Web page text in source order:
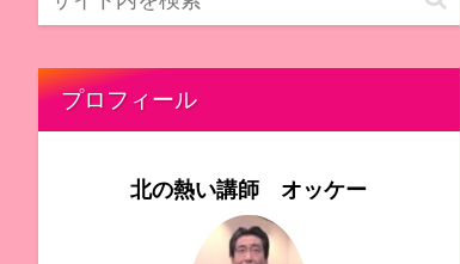
プロフィール
北の熱い講師 オッケー